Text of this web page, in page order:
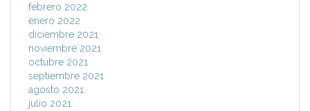
febrero 2022
enero 2022
diciembre 2021
noviembre 2021
octubre 2021
septiembre 2021
agosto 2021
julio 2021